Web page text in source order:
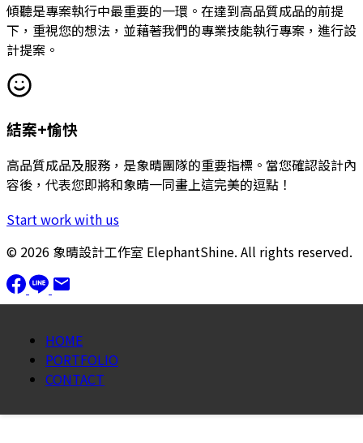
HOME
PORTFOLIO
CONTACT
傾聽是專案執行中最重要的一環。在達到高品質成品的前提
下，重視您的想法，並藉著我們的專業技能執行專案，進行設
計提案。
結案+愉快
高品質成品及服務，是象晴團隊的重要指標。當您確認設計內
容後，代表您即將和象晴一同畫上這完美的逗點！
Start work with us
© 2026 象晴設計工作室 ElephantShine. All rights reserved.